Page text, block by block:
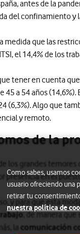
antes de la
del confinamiento y
medida que las
el 14,4% de los
tener en cuenta
45 a 54 años
(6,3%). Algo que
y remoto.
de la
de los grandes
presencia en el
y para que esta
, de manera que
la comunicación
Como sabes, usamos
usuario ofreciendo una
retirar tu
nuestra política de